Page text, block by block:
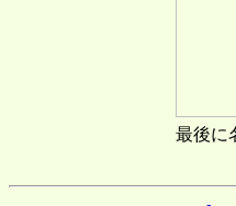
最後に